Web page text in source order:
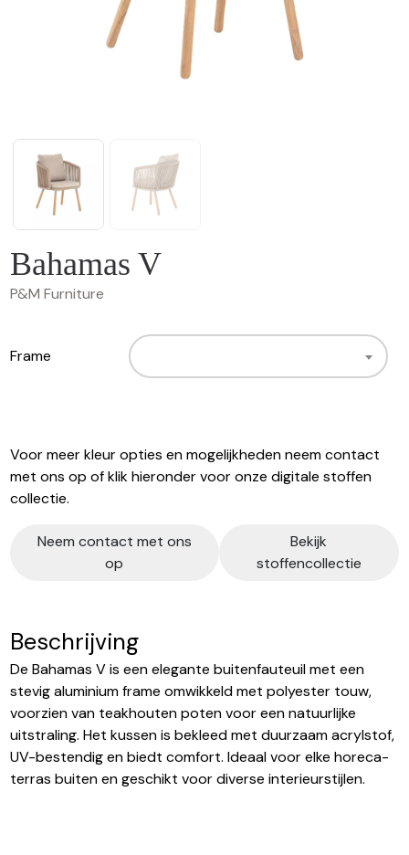
Bahamas V
P&M Furniture
Frame
Voor meer kleur opties en mogelijkheden neem contact
met ons op of klik hieronder voor onze digitale stoffen
collectie.
Neem contact met ons
op
Bekijk
stoffencollectie
Beschrijving
De Bahamas V is een elegante buitenfauteuil met een
stevig aluminium frame omwikkeld met polyester touw,
voorzien van teakhouten poten voor een natuurlijke
uitstraling. Het kussen is bekleed met duurzaam acrylstof,
UV-bestendig en biedt comfort. Ideaal voor elke horeca-
terras buiten en geschikt voor diverse interieurstijlen.